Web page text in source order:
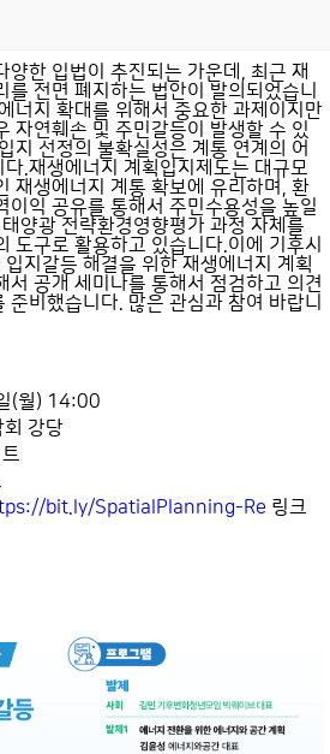
양한 입법이 추진되는 가운데, 최근 재
를 전면 폐지하는 법안이 발의되었습니
너지 확대를 위해서 중요한 과제이지만
자연훼손 및 주민갈등이 발생할 수 있
지 선정의 불확실성은 계통 연계의 어
.재생에너지 계획입지제도는 대규모
재생에너지 계통 확보에 유리하며, 환
이익 공유를 통해서 주민수용성을 높일
양광 전략환경영향평가 과정 자체를
도구로 활용하고 있습니다.이에 기후시
지갈등 해결을 위한 재생에너지 계획
서 공개 세미나를 통해서 점검하고 의견
비했습니다. 많은 관심과 참여 바랍니
(월) 14:00
강당
bit.ly/SpatialPlanning-Re 링크